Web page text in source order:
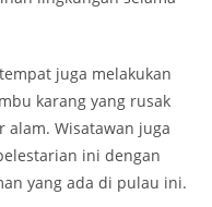
yang Wajib
yang menawarkan
yang luar biasa. Dari
hingga menikmati
Island